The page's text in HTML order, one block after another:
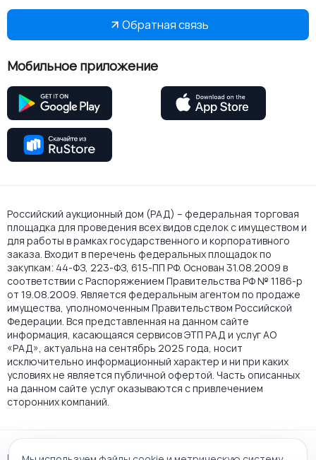
Обратная связь
Мобильное приложение
Российский аукционный дом (РАД) – федеральная торговая
площадка для проведения всех видов сделок с имуществом и
для работы в рамках государственного и корпоративного
заказа. Входит в перечень федеральных площадок по
закупкам: 44-ФЗ, 223-ФЗ, 615-ПП РФ. Основан 31.08.2009 в
соответствии с Распоряжением Правительства РФ № 1186-р
от 19.08.2009. Является федеральным агентом по продаже
имущества, уполномоченным Правительством Российской
Федерации. Вся представленная на данном сайте
информация, касающаяся сервисов ЭТП РАД и услуг АО
«РАД», актуальна на сентябрь 2025 года, носит
исключительно информационный характер и ни при каких
условиях не является публичной офертой. Часть описанных
на данном сайте услуг оказываются с привлечением
сторонних компаний.